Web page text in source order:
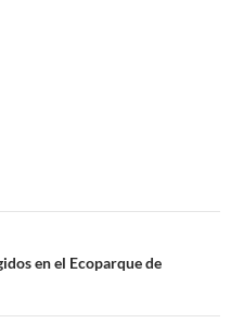
en el Ecoparque de